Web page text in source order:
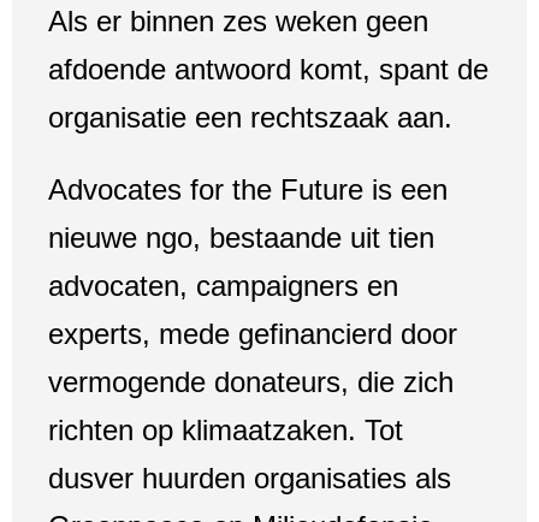
Als er binnen zes weken geen
afdoende antwoord komt, spant de
organisatie een rechtszaak aan.
Advocates for the Future is een
nieuwe ngo, bestaande uit tien
advocaten, campaigners en
experts, mede gefinancierd door
vermogende donateurs, die zich
richten op klimaatzaken. Tot
dusver huurden organisaties als